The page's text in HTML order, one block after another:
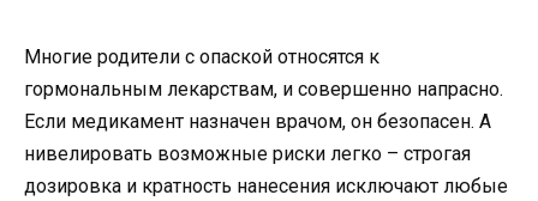
Многие родители с опаской относятся к
гормональным лекарствам, и совершенно напрасно.
Если медикамент назначен врачом, он безопасен. А
нивелировать возможные риски легко – строгая
дозировка и кратность нанесения исключают любые